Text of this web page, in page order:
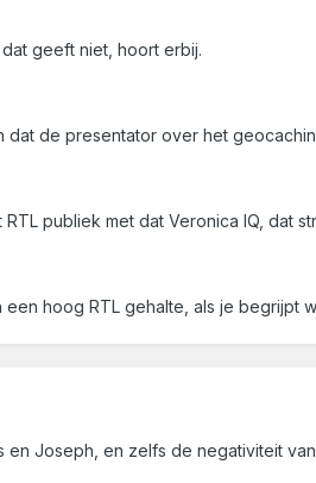
geeft niet, hoort erbij.
dat de presentator over het
publiek met dat Veronica IQ, dat
hoog RTL gehalte, als je begrijpt
Joseph, en zelfs de negativiteit